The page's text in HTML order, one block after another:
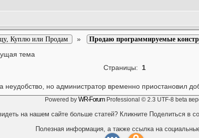
Куплю или Продам » Продаю программируемые
тема
Страницы: 1
неудобство, но администратор временно приостановил
Powered by WR-Forum Professional © 2.3 UTF-8 beta
на нашем сайте больше статей? Кликните Поделиться в
Полезная информация, а также ссылка на